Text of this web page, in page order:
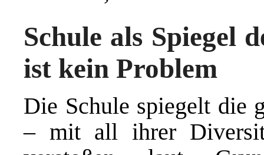
Schule als Spiegel
ist kein Problem
Die Schule spiegelt die
– mit all ihrer